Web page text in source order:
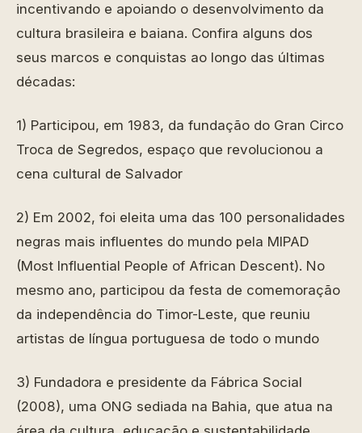
incentivando e apoiando o desenvolvimento da
cultura brasileira e baiana. Confira alguns dos
seus marcos e conquistas ao longo das últimas
décadas:
1) Participou, em 1983, da fundação do Gran Circo
Troca de Segredos, espaço que revolucionou a
cena cultural de Salvador
2) Em 2002, foi eleita uma das 100 personalidades
negras mais influentes do mundo pela MIPAD
(Most Influential People of African Descent). No
mesmo ano, participou da festa de comemoração
da independência do Timor-Leste, que reuniu
artistas de língua portuguesa de todo o mundo
3) Fundadora e presidente da Fábrica Social
(2008), uma ONG sediada na Bahia, que atua na